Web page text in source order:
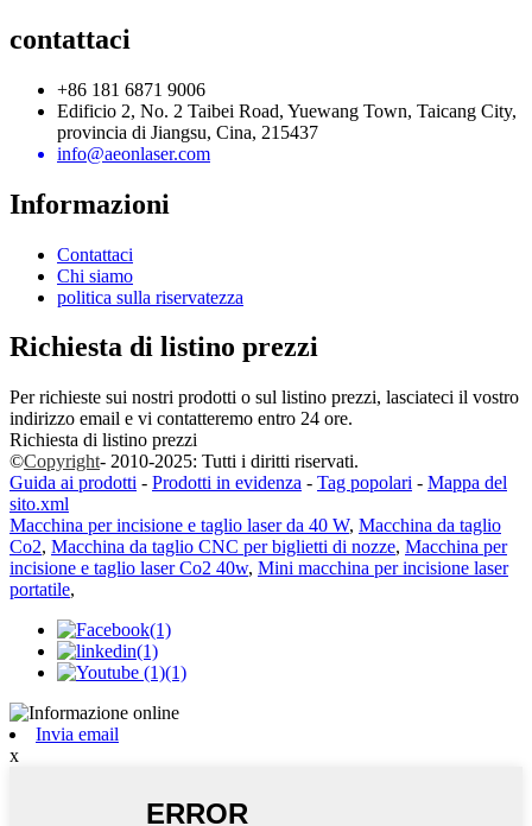
contattaci
+86 181 6871 9006
Edificio 2, No. 2 Taibei Road, Yuewang Town, Taicang City,
provincia di Jiangsu, Cina, 215437
info@aeonlaser.com
Informazioni
Contattaci
Chi siamo
politica sulla riservatezza
Richiesta di listino prezzi
Per richieste sui nostri prodotti o sul listino prezzi, lasciateci il vostro
indirizzo email e vi contatteremo entro 24 ore.
Richiesta di listino prezzi
©Copyright- 2010-2025: Tutti i diritti riservati.
Guida ai prodotti - Prodotti in evidenza - Tag popolari - Mappa del
sito.xml
Macchina per incisione e taglio laser da 40 W, Macchina da taglio
Co2, Macchina da taglio CNC per biglietti di nozze, Macchina per
incisione e taglio laser Co2 40w, Mini macchina per incisione laser
portatile,
Invia email
x